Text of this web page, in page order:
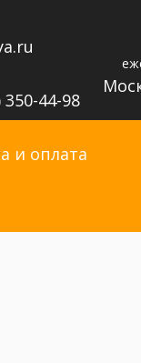
350-44-98
и оплата